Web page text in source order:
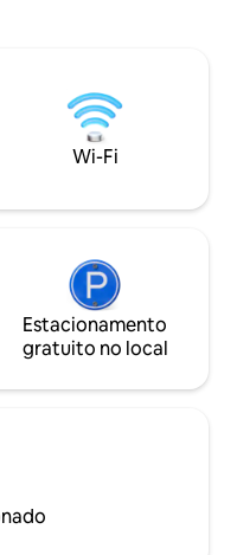
casal, ambos
quarto 🌿 Um
ideal para relaxar
Estacionamento
Wi-Fi
Estacionamento
gratuito no local